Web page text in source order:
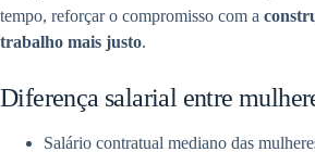
tempo, reforçar o compromisso com a
trabalho mais justo.
Diferença salarial entre
Salário contratual mediano das